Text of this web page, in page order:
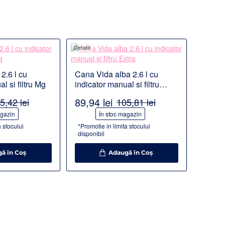
l cu
si filtru Mg
stocului
lei
în Coş
Detalii
Cana Vida alba 2.6 l cu
indicator manual si filtru
În stoc magazin
*Promotie in limita stocului
disponibil
89,94 lei 105,81 lei
Adaugă în Coş